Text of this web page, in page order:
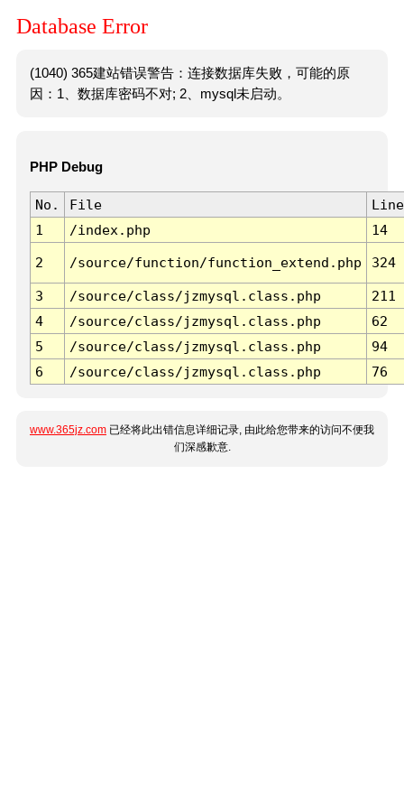
Database Error
(1040) 365建站错误警告：连接数据库失败，可能的原
因：1、数据库密码不对; 2、mysql未启动。
PHP Debug
No. File
Line
1
/index.php 14
2 /source/function/function_extend.php 324
3 /source/class/jzmysql.class.php
211
4
/source/class/jzmysql.class.php
62
5
/source/class/jzmysql.class.php
94
6
/source/class/jzmysql.class.php 76
www.365jz.com 已经将此出错信息详细记录, 由此给您带来的访问不便我
们深感歉意.